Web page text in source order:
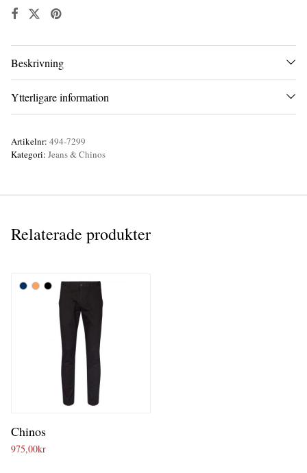
Beskrivning
Ytterligare information
Artikelnr: 494-7299
Kategori: Jeans & Chinos
Relaterade produkter
Chinos
975,00kr